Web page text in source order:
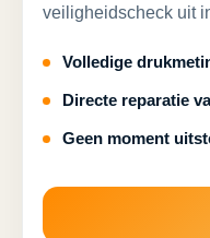
veiligheidscheck uit
Volledige
Directe reparatie
Geen moment